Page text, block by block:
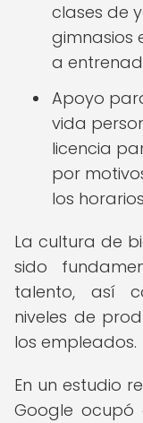
clases de
gimnasios
a
Apoyo
vida
licencia
por
los
La cultura de
sido
talento, así
niveles de
los empleados.
En un estudio
Google